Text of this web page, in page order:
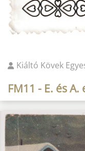
Kiáltó Kövek
FM11 - E. és